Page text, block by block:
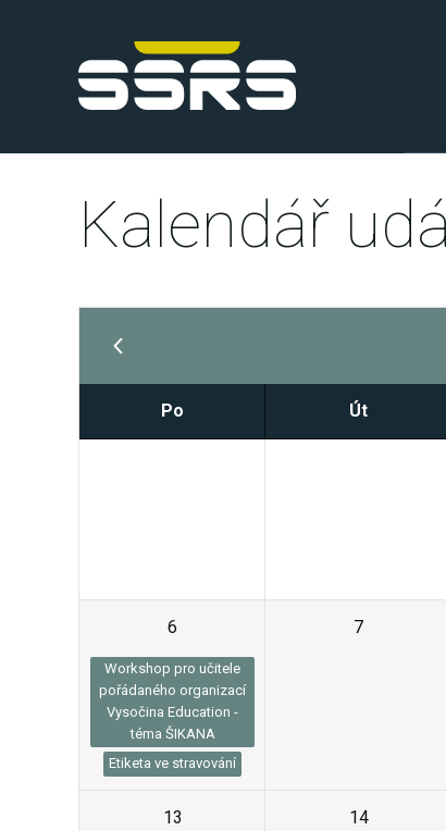
Kalendář
Po Út
6
Workshop pro učitele
pořádaného organizací
Vysočina Education -
téma ŠIKANA
Etiketa ve stravování
7
13 14